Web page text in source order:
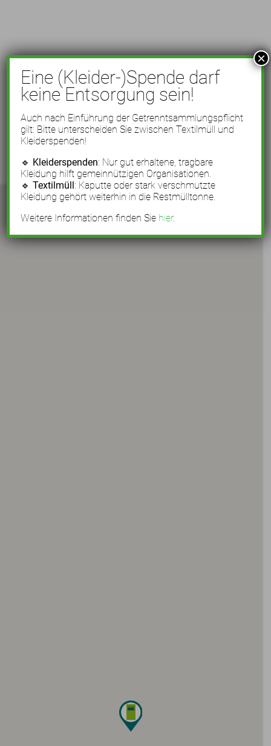
Eine (Kleider-)Spende darf
keine Entsorgung sein!
Auch nach Einführung der Getrenntsammlungspflicht
gilt: Bitte unterscheiden Sie zwischen Textilmüll und
Kleiderspenden!
🔹 Kleiderspenden: Nur gut erhaltene, tragbare
Kleidung hilft gemeinnützigen Organisationen.
🔹Textilmüll: Kaputte oder stark verschmutzte
Kleidung gehört weiterhin in die Restmülltonne.
Weitere Informationen finden Sie hier.
×